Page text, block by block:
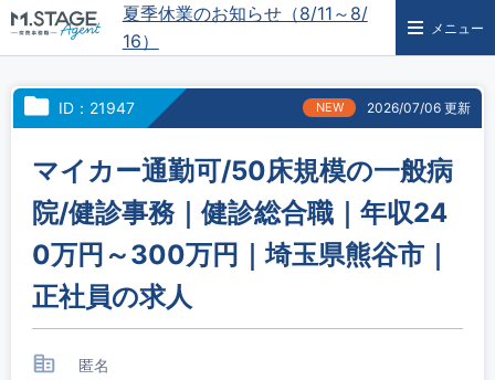
夏季休業のお知らせ（8/11～8/
16）
メニュー
ID：21947 NEW 2026/07/06 更新
マイカー通勤可/50床規模の一般病
院/健診事務｜健診総合職｜年収24
0万円～300万円｜埼玉県熊谷市｜
正社員の求人
匿名